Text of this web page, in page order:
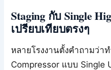
Staging กับ Single
เปรียบเทียบตรงๆ
หลายโรงงานตั้งคำถามว่า
Compressor แบบ Single